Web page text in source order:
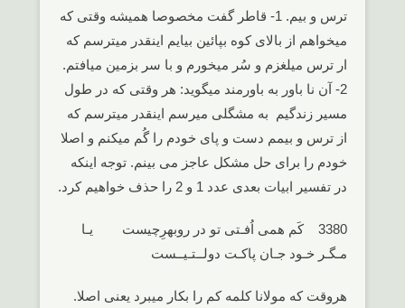
ترس و بیم. 1- قاطر گفت مخصوصا همیشه وقتی که
میخواهم از بالای کوه بپائین بیایم اینقدر میترسم که
ار ترس میلغزم و سُر میخورم و با سر بزمین میافتم.
2- آن نا باور به باورمند میگوید: هر وقتی که در طول
مسیر زندگیم به مشگلی میرسم اینقدر میترسم که
از ترس و بیمم دست و پای خودم را گُم میکنم و اصلا
خودم را برای حل مشکل عاجز می بینم. توجه اینکه
در تفسیر ابیات بعدی عدد 1 و 2 را حذف خواهیم کرد.
3380 کَم همی اُفـتی تو در روبهرِچیست یـا
مـگـر خـود جـان پاکـت دولــتـیــست
هروقت که مولانا کلمه کم را بکار میبرد یعنی اصلا.